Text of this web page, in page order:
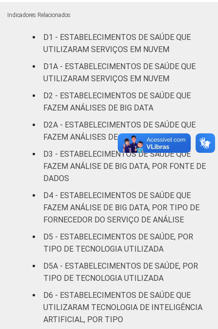
Serviço de
diagnose e
terapia
23 65
IDENTIFICAÇÃO DE
DE SAÚDE
UBS
Não UBS 19 64
LOCALIZAÇÃO Capital 18 67
Fonte: CGI.br/NIC.br, Centro Regional de
Estudos para o Desenvolvimento da
Sociedade da Informação (Cetic.br),
Pesquisa sobre o uso das tecnologias de
informação e comunicação nos
estabelecimentos de saúde brasileiros – TIC
Saúde 2022.
Indicadores Relacionados
D1 - ESTABELECIMENTOS DE SAÚDE QUE
UTILIZARAM SERVIÇOS EM NUVEM
D1A - ESTABELECIMENTOS DE SAÚDE QUE
UTILIZARAM SERVIÇOS EM NUVEM
D2 - ESTABELECIMENTOS DE SAÚDE QUE
FAZEM ANÁLISES DE BIG DATA
D2A - ESTABELECIMENTOS DE SAÚDE QUE
FAZEM ANÁLISES DE BIG DATA
D3 - ESTABELECIMENTOS DE SAÚDE QUE
FAZEM ANÁLISE DE BIG DATA, POR FONTE DE
DADOS
D4 - ESTABELECIMENTOS DE SAÚDE QUE
FAZEM ANÁLISE DE BIG DATA, POR TIPO DE
FORNECEDOR DO SERVIÇO DE ANÁLISE
D5 - ESTABELECIMENTOS DE SAÚDE, POR
TIPO DE TECNOLOGIA UTILIZADA
D5A - ESTABELECIMENTOS DE SAÚDE, POR
TIPO DE TECNOLOGIA UTILIZADA
D6 - ESTABELECIMENTOS DE SAÚDE QUE
UTILIZARAM TECNOLOGIA DE INTELIGÊNCIA
ARTIFICIAL, POR TIPO